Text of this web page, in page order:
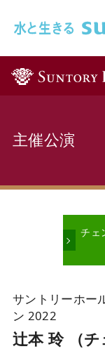
主催公演
チェ
サントリーホー
ン 2022
辻󠄀本 玲 （チ